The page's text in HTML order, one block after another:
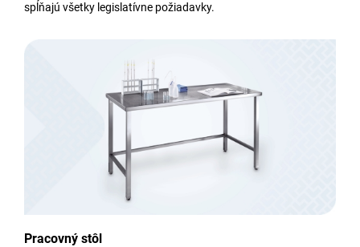
spĺňajú všetky legislatívne požiadavky.
Pracovný stôl